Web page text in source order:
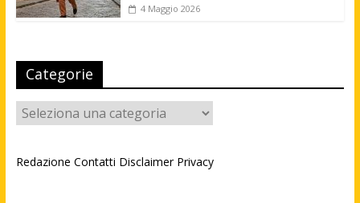
4 Maggio 2026
Categorie
Categorie
Redazione Contatti Disclaimer Privacy